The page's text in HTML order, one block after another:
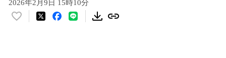
2026年2月9日 15時10分
い